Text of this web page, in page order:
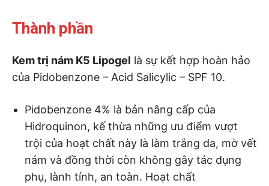
Thành phần
Kem trị nám K5 Lipogel là sự kết hợp hoàn hảo
của Pidobenzone – Acid Salicylic – SPF 10.
Pidobenzone 4% là bản nâng cấp của
Hidroquinon, kế thừa những ưu điểm vượt
trội của hoạt chất này là làm trắng da, mờ vết
nám và đồng thời còn không gây tác dụng
phụ, lành tính, an toàn. Hoạt chất